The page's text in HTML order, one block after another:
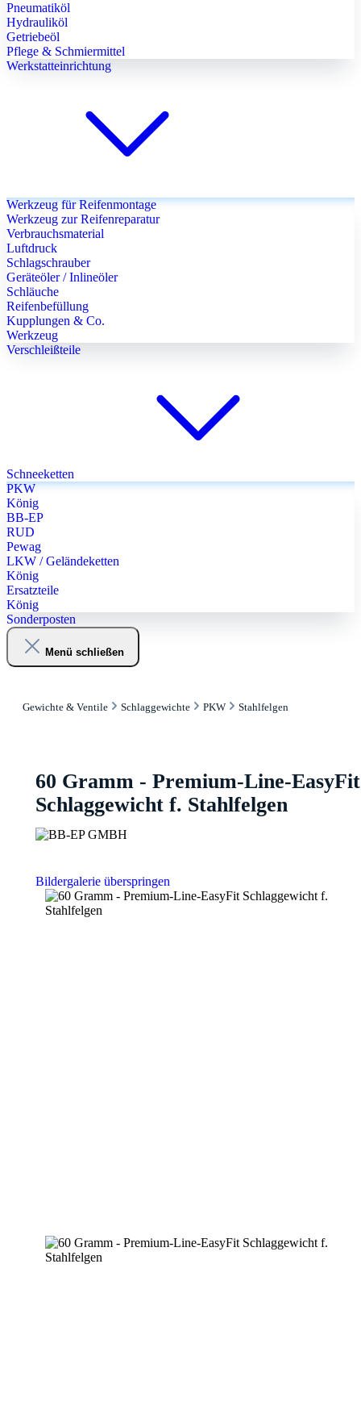
Pneumatiköl
Hydrauliköl
Getriebeöl
Pflege & Schmiermittel
Werkstatteinrichtung
Werkzeug für Reifenmontage
Werkzeug zur Reifenreparatur
Verbrauchsmaterial
Luftdruck
Schlagschrauber
Geräteöler / Inlineöler
Schläuche
Reifenbefüllung
Kupplungen & Co.
Werkzeug
Verschleißteile
Schneeketten
PKW
König
BB-EP
RUD
Pewag
LKW / Geländeketten
König
Ersatzteile
König
Sonderposten
Menü schließen
Gewichte & Ventile Schlaggewichte PKW Stahlfelgen
60 Gramm - Premium-Line-EasyFit
Schlaggewicht f. Stahlfelgen
Bildergalerie überspringen